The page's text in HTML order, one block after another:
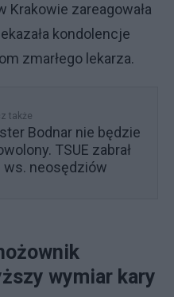
Krakowie zareagowała
kondolencje
zmarłego lekarza.
także
Bodnar nie będzie
TSUE zabrał
ws. neosędziów
wymiar kary